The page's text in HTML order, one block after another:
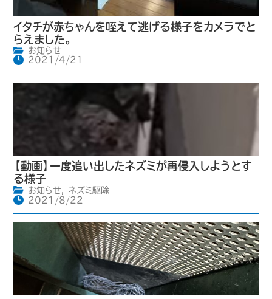
イタチが赤ちゃんを咥えて逃げる様子をカメラでと
らえました。
お知らせ
2021/4/21
【動画】一度追い出したネズミが再侵入しようとす
る様子
お知らせ,
ネズミ駆除
2021/8/22